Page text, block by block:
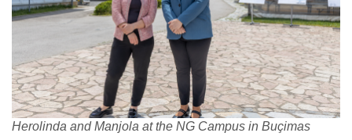
Herolinda and Manjola at the NG Campus in Buçimas